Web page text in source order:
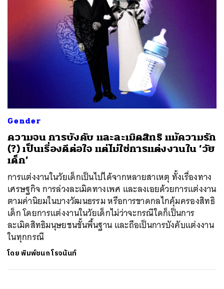
Gender
ความจน การบังคับ และละเมิดสิทธิ แม้ความรัก
(?) เป็นเรื่องดีต่อใจ แต่ไม่ใช่การแต่งงานใน ‘วัย
เด็ก’
การแต่งงานในวัยเด็กเป็นไปได้จากหลายสาเหตุ ทั้งเรื่องทาง
เศรษฐกิจ การล่วงละเมิดทางเพศ และลงเอยด้วยการแต่งงาน
ตามค่านิยมในบางวัฒนธรรม หรือการขาดกลไกคุ้มครองสิทธิ
เด็ก โดยการแต่งงานในวัยเด็กไม่ว่าจะกรณีใดก็เป็นการ
ละเมิดสิทธิมนุษยชนขั้นพื้นฐาน และถือเป็นการบังคับแต่งงาน
ในทุกกรณี
โดยพิมพ์ชนก โรจนันท์